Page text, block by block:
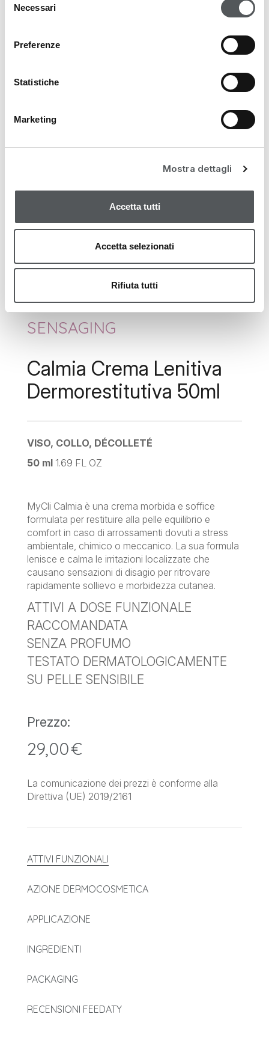
delNecessari
Preferenze
Statistiche
Marketing
Mostra dettagli
Accetta tutti
Accetta selezionati
Rifiuta tutti
SENSAGING
Calmia Crema Lenitiva
Dermorestitutiva 50ml
VISO, COLLO, DÉCOLLETÉ
50 ml 1.69 FL OZ
MyCli Calmia è una crema morbida e soffice
formulata per restituire alla pelle equilibrio e
comfort in caso di arrossamenti dovuti a stress
ambientale, chimico o meccanico. La sua formula
lenisce e calma le irritazioni localizzate che
causano sensazioni di disagio per ritrovare
rapidamente sollievo e morbidezza cutanea.
ATTIVI A DOSE FUNZIONALE
RACCOMANDATA
SENZA PROFUMO
TESTATO DERMATOLOGICAMENTE
SU PELLE SENSIBILE
Prezzo:
29,00€
La comunicazione dei prezzi è conforme alla
Direttiva (UE) 2019/2161
ATTIVI FUNZIONALI
AZIONE DERMOCOSMETICA
APPLICAZIONE
INGREDIENTI
PACKAGING
RECENSIONI FEEDATY